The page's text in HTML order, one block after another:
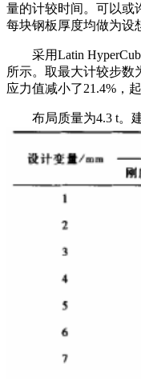
量的计较时间。可以或
每块钢板厚度均做为设
采用Latin HyperCube
所示。取最大计较步数
应力值减小了21.4%，
布局质量为4.3 t。建